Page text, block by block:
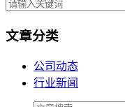
文章分类
公司动态
行业新闻